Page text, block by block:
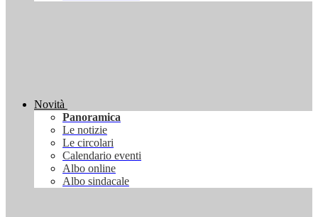
Novità
Panoramica
Le notizie
Le circolari
Calendario eventi
Albo online
Albo sindacale